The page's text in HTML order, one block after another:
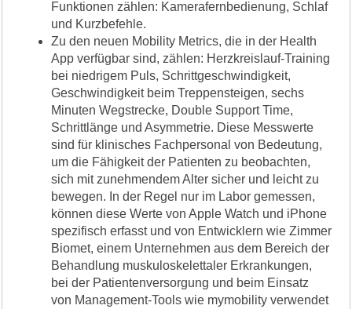
Funktionen zählen: Kamerafernbedienung, Schlaf
und Kurzbefehle.
Zu den neuen Mobility Metrics, die in der Health
App verfügbar sind, zählen: Herzkreislauf-Training
bei niedrigem Puls, Schrittgeschwindigkeit,
Geschwindigkeit beim Treppensteigen, sechs
Minuten Wegstrecke, Double Support Time,
Schrittlänge und Asymmetrie. Diese Messwerte
sind für klinisches Fachpersonal von Bedeutung,
um die Fähigkeit der Patienten zu beobachten,
sich mit zunehmendem Alter sicher und leicht zu
bewegen. In der Regel nur im Labor gemessen,
können diese Werte von Apple Watch und iPhone
spezifisch erfasst und von Entwicklern wie Zimmer
Biomet, einem Unternehmen aus dem Bereich der
Behandlung muskuloskelettaler Erkrankungen,
bei der Patientenversorgung und beim Einsatz
von Management-Tools wie mymobility verwendet